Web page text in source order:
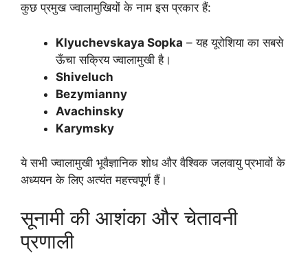
कुछ प्रमुख ज्वालामुखियों के नाम इस प्रकार हैं:
Klyuchevskaya Sopka – यह यूरोशिया का सबसे
ऊँचा सक्रिय ज्वालामुखी है।
Shiveluch
Bezymianny
Avachinsky
Karymsky
ये सभी ज्वालामुखी भूवैज्ञानिक शोध और वैश्विक जलवायु प्रभावों के
अध्ययन के लिए अत्यंत महत्त्वपूर्ण हैं।
सूनामी की आशंका और चेतावनी
प्रणाली